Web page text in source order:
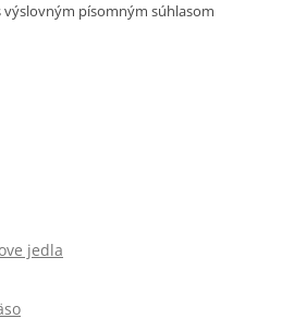
písomným súhlasom
jedla